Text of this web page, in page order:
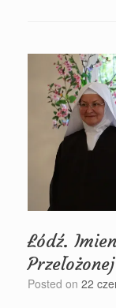
Łódź.
Posted on 22